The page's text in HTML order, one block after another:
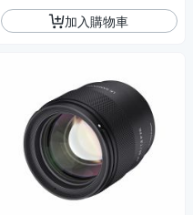
加入購物車